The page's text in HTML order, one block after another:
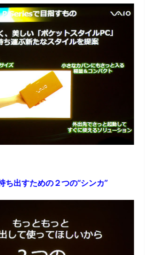
出すための２つの“シンカ”